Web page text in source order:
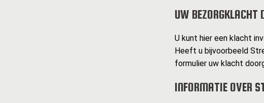
UW BEZORGKLACHT
U kunt hier een klacht
Heeft u bijvoorbeeld
formulier uw klacht
INFORMATIE OVER